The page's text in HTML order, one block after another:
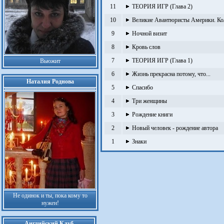
Вьюжит
Наталия Роднова
Не одинок и ты, пока кому то
нужен!
11 ТЕОРИЯ ИГР (Глава 2)
10 Великие Авантюристы Америки.
9 Ночной визит
8 Кровь слов
7 ТЕОРИЯ ИГР (Глава 1)
6 Жизнь прекрасна потому, что...
5 Спасибо
4 Три женщины
3 Рождение книги
2 Новый человек - рождение автора
1 Знаки